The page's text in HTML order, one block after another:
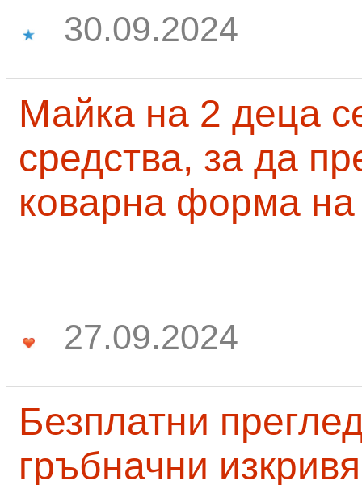
30.09.2024
Майка на 2 деца
средства, за да
коварна форма на
27.09.2024
Безплатни
гръбначни